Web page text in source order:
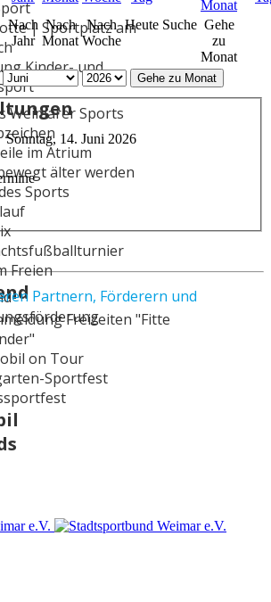
| Sportplatz am
Kinder- und
Weimarer Sports
im Atrium
älter werden
Sports
Freien
Freizeiten "Fitte
on Tour
Sportfest
Nach
Jahr
Nach
Monat
Nach
Woche
Heute Suche Gehe
zu
Monat
Gehe zu Monat
Sonntag, 14. Juni 2026
Partnern, Förderern und